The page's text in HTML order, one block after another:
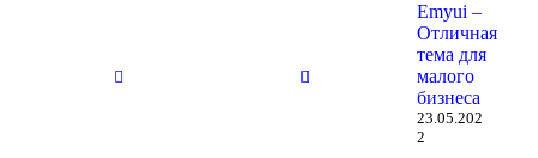
Нет
заголовка
29.10.2025
Emyui –
Отличная
тема для
малого
бизнеса
23.05.202
2